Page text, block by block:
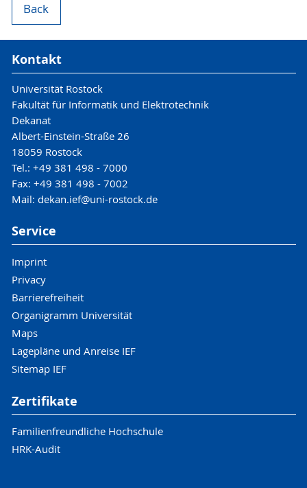
Back
Kontakt
Universität Rostock
Fakultät für Informatik und Elektrotechnik
Dekanat
Albert-Einstein-Straße 26
18059 Rostock
Tel.: +49 381 498 - 7000
Fax: +49 381 498 - 7002
Mail: dekan.ief@uni-rostock.de
Service
Imprint
Privacy
Barrierefreiheit
Organigramm Universität
Maps
Lagepläne und Anreise IEF
Sitemap IEF
Zertifikate
Familienfreundliche Hochschule
HRK-Audit